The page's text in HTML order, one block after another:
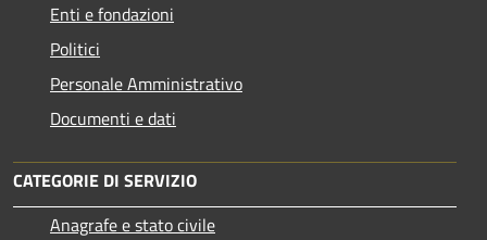
Enti e fondazioni
Politici
Personale Amministrativo
Documenti e dati
CATEGORIE DI SERVIZIO
Anagrafe e stato civile